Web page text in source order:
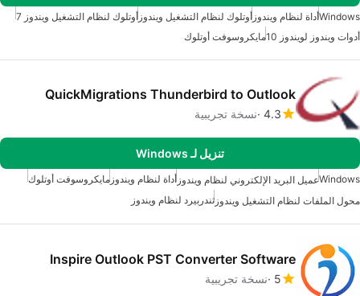
Windowsأداة لنظام ويندوز أوتلوك لنظام التشغيل ويندوز أوتلوك لنظام التشغيل ويندوز 7
أدوات ويندوز لويندوز 10
مايكروسوفت أوتلوك
QuickMigrations Thunderbird to Outlook
4.3 نسخة تجريبية
تنزيل لـ Windows
Windowsعميل البريد الإلكتروني لنظام ويندوز أداة لنظام ويندوز مايكروسوفت أوتلوك
محول الملفات لنظام التشغيل ويندوز ثندربيرد لنظام ويندوز
Inspire Outlook PST Converter Software
5 نسخة تجريبية